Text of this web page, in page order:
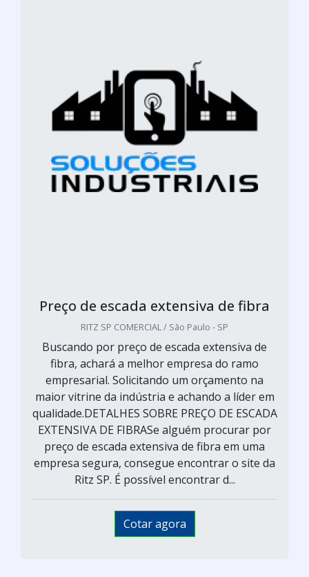
Preço de escada extensiva de fibra
RITZ SP COMERCIAL / São Paulo - SP
Buscando por preço de escada extensiva de
fibra, achará a melhor empresa do ramo
empresarial. Solicitando um orçamento na
maior vitrine da indústria e achando a líder em
qualidade.DETALHES SOBRE PREÇO DE ESCADA
EXTENSIVA DE FIBRASe alguém procurar por
preço de escada extensiva de fibra em uma
empresa segura, consegue encontrar o site da
Ritz SP. É possível encontrar d...
Cotar agora